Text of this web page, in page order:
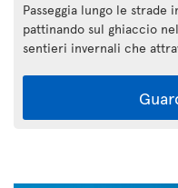
Passeggia lungo le
pattinando sul ghiaccio
sentieri invernali che